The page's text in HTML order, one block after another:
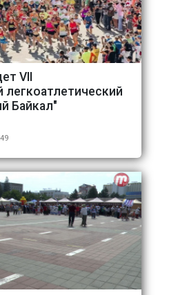
VII
Байкал"